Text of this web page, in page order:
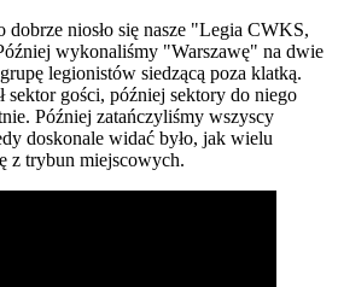
dobrze niosło się nasze "Legia CWKS,
wykonaliśmy "Warszawę" na dwie
legionistów siedzącą poza klatką.
sektor gości, później sektory do niego
Później zatańczyliśmy wszyscy
doskonale widać było, jak wielu
z trybun miejscowych.